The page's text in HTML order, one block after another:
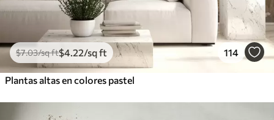
$7.03/sq ft$4 .22/sq ft 114
Plantas altas en colores pastel